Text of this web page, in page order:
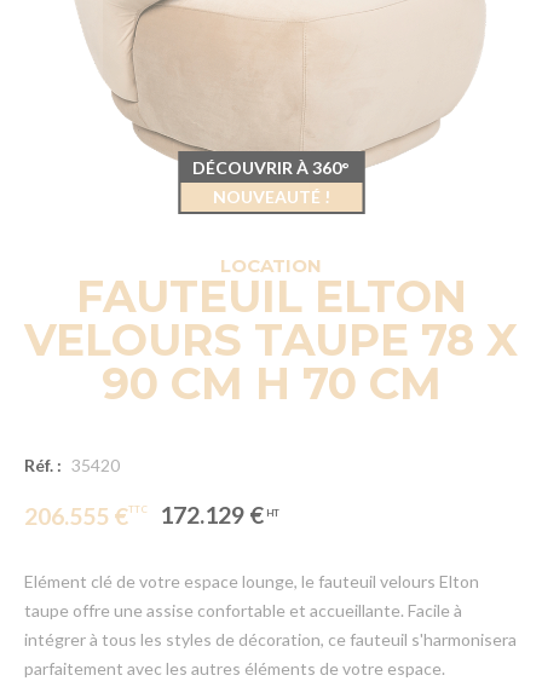
LOCATION
FAUTEUIL ELTON
VELOURS TAUPE 78 X
90 CM H 70 CM
Réf. : 35420
206.555 € 172.129 €
Elément clé de votre espace lounge, le fauteuil velours Elton
taupe offre une assise confortable et accueillante. Facile à
intégrer à tous les styles de décoration, ce fauteuil s'harmonisera
parfaitement avec les autres éléments de votre espace.
DÉCOUVRIR À 360°
NOUVEAUTÉ !